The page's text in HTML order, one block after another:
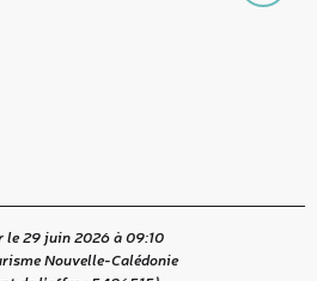
le 29 juin 2026 à 09:10
Nouvelle-Calédonie